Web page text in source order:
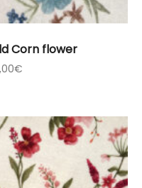
Corn flower
€